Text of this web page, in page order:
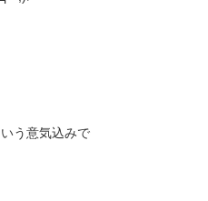
う意気込みで